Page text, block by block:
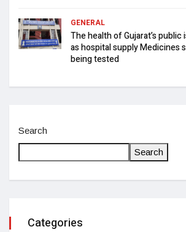
GENERAL
The health of Gujarat’s public
as hospital supply Medicines
being tested
Search
Search
Categories